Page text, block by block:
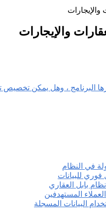
والإيجارات
والإيجارات
البرنامج ، وهل يمكن
في النظام
فوري للبيانات
بابل العقاري
المستهدفين
البيانات المسجلة